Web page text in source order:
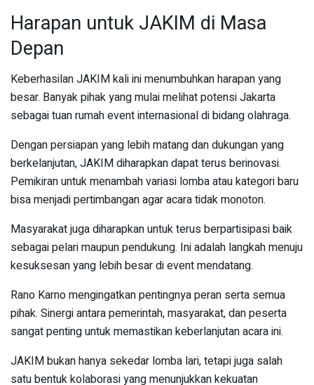
Harapan untuk JAKIM di Masa
Depan
Keberhasilan JAKIM kali ini menumbuhkan harapan yang
besar. Banyak pihak yang mulai melihat potensi Jakarta
sebagai tuan rumah event internasional di bidang olahraga.
Dengan persiapan yang lebih matang dan dukungan yang
berkelanjutan, JAKIM diharapkan dapat terus berinovasi.
Pemikiran untuk menambah variasi lomba atau kategori baru
bisa menjadi pertimbangan agar acara tidak monoton.
Masyarakat juga diharapkan untuk terus berpartisipasi baik
sebagai pelari maupun pendukung. Ini adalah langkah menuju
kesuksesan yang lebih besar di event mendatang.
Rano Karno mengingatkan pentingnya peran serta semua
pihak. Sinergi antara pemerintah, masyarakat, dan peserta
sangat penting untuk memastikan keberlanjutan acara ini.
JAKIM bukan hanya sekedar lomba lari, tetapi juga salah
satu bentuk kolaborasi yang menunjukkan kekuatan